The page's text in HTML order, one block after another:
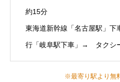
約15分
東海道新幹線「名古屋駅」
行「岐阜駅下車」→ タクシ
※最寄り駅より無